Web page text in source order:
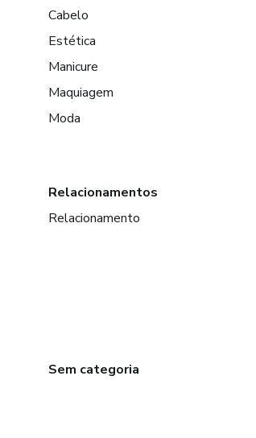
Cabelo
Estética
Manicure
Maquiagem
Moda
Relacionamentos
Relacionamento
Sem categoria